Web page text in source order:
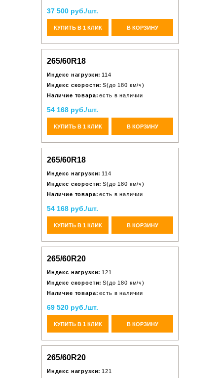
37 500 руб./шт.
КУПИТЬ В 1 КЛИК В КОРЗИНУ
265/60R18
Индекс нагрузки: 114
Индекс скорости: S(до 180 км/ч)
Наличие товара: есть в наличии
54 168 руб./шт.
КУПИТЬ В 1 КЛИК В КОРЗИНУ
265/60R18
Индекс нагрузки: 114
Индекс скорости: S(до 180 км/ч)
Наличие товара: есть в наличии
54 168 руб./шт.
КУПИТЬ В 1 КЛИК В КОРЗИНУ
265/60R20
Индекс нагрузки: 121
Индекс скорости: S(до 180 км/ч)
Наличие товара: есть в наличии
69 520 руб./шт.
КУПИТЬ В 1 КЛИК В КОРЗИНУ
265/60R20
Индекс нагрузки: 121